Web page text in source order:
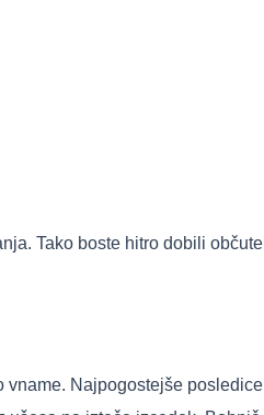
Tako boste hitro dobili
vname. Najpogostejše